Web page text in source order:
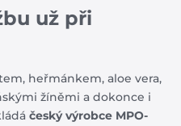
už při
heřmánkem, aloe vera,
žíněmi a dokonce i
český výrobce MPO-